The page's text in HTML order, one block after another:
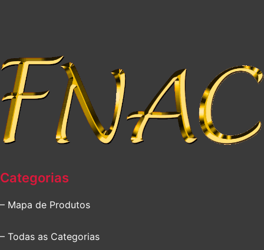
Categorias
– Mapa de Produtos
– Todas as Categorias